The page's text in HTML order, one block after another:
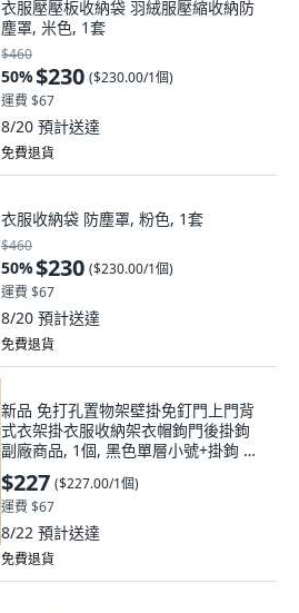
衣服壓壓板收納袋 羽絨服壓縮收納防
塵罩, 米色, 1套
$460
50%$230 ($230.00/1個)
運費 $67
8/20 預計送達
免費退貨
衣服收納袋 防塵罩, 粉色, 1套
$460
50%$230 ($230.00/1個)
運費 $67
8/20 預計送達
免費退貨
新品 免打孔置物架壁掛免釘門上門背
式衣架掛衣服收納架衣帽鉤門後掛鉤
副廠商品, 1個, 黑色單層小號+掛鉤 門
後款, 黑色, 單層小號+掛鉤
$227 ($227.00/1個)
運費 $67
8/22 預計送達
免費退貨